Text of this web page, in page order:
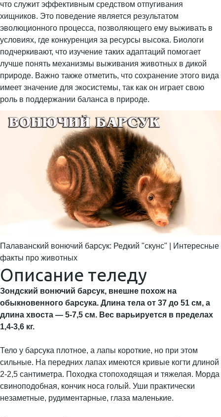
что служит эффективным средством отпугивания
хищников. Это поведение является результатом
эволюционного процесса, позволяющего ему выживать в
условиях, где конкуренция за ресурсы высока. Биологи
подчеркивают, что изучение таких адаптаций помогает
лучше понять механизмы выживания животных в дикой
природе. Важно также отметить, что сохранение этого вида
имеет значение для экосистемы, так как он играет свою
роль в поддержании баланса в природе.
Палаванский вонючий барсук: Редкий "скунс" | Интересные
факты про животных
Описание теледу
Зондский вонючий барсук, внешне похож на
обыкновенного барсука. Длина тела от 37 до 51 см, а
длина хвоста — 5-7,5 см. Вес варьируется в пределах
1,4-3,6 кг.
Тело у барсука плотное, а лапы короткие, но при этом
сильные. На передних лапах имеются кривые когти длиной
2-2,5 сантиметра. Походка стопоходящая и тяжелая. Морда
свиноподобная, кончик носа голый. Уши практически
незаметные, рудиментарные, глаза маленькие.